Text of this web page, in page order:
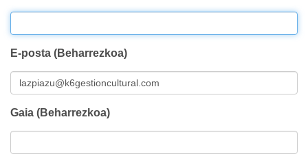
E-posta (Beharrezkoa)
Gaia (Beharrezkoa)